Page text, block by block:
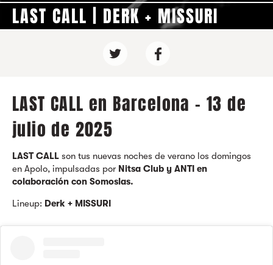
LAST CALL | DERK + MISSURI
LAST CALL en Barcelona - 13 de
julio de 2025
LAST CALL son tus nuevas noches de verano los domingos
en Apolo, impulsadas por Nitsa Club y ANTI en
colaboración con Somoslas.
Lineup: Derk + MISSURI